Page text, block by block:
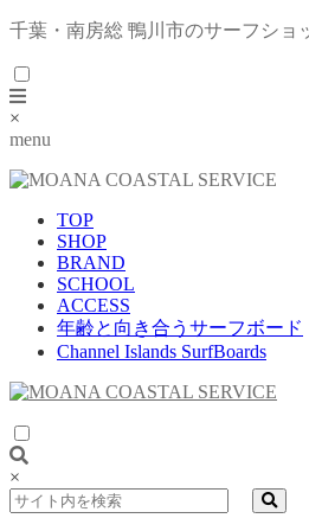
千葉・南房総 鴨川市のサーフショ
×
menu
TOP
SHOP
BRAND
SCHOOL
ACCESS
年齢と向き合うサーフボード
Channel Islands SurfBoards
×